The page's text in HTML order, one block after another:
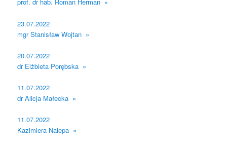
prof. dr hab. Roman Herman »
23.07.2022
mgr Stanisław Wojtan »
20.07.2022
dr Elżbieta Porębska »
11.07.2022
dr Alicja Małecka »
11.07.2022
Kazimiera Nalepa »